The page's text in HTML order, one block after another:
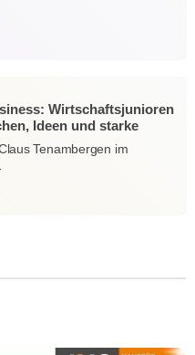
Wirtschaftsjunioren
Ideen und starke
Tenambergen im